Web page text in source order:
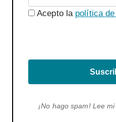
Acepto la política
¡No hago spam! Lee